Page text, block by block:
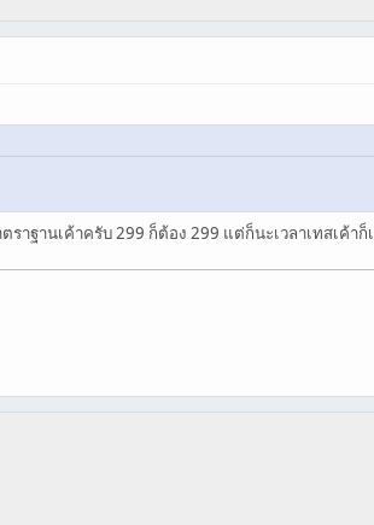
ฐานเค้าครับ 299 ก็ต้อง 299 แต่ก็นะเวลาเทสเค้า